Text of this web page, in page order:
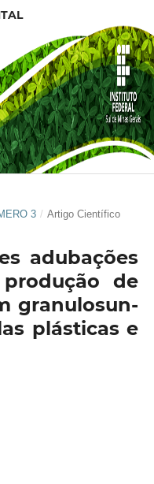
3 / Artigo Científico
adubações
de
granulosun-
plásticas e